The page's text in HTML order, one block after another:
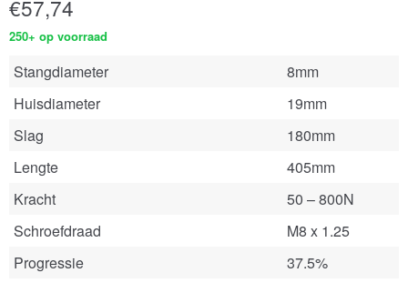
€57,74
250+ op voorraad
Stangdiameter
8mm
Huisdiameter
19mm
Slag
180mm
Lengte
405mm
Kracht
50 – 800N
Schroefdraad
M8 x 1.25
Progressie
37.5%